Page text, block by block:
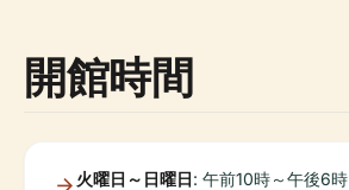
開館時間
火曜日～日曜日: 午前10時～午後6時